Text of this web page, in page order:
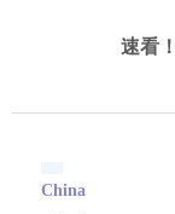
速看
China